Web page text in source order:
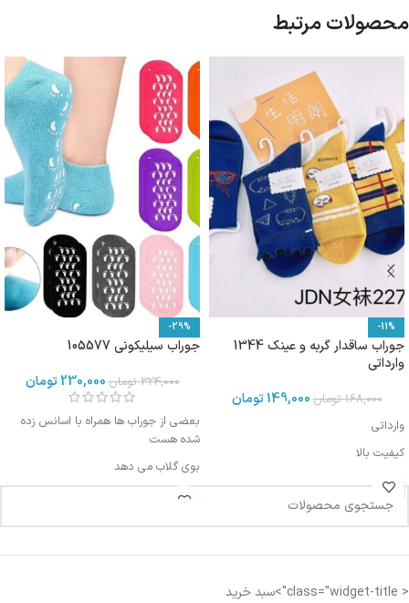
محصولات مرتبط
-11%
جوراب ساقدار گربه و عینک 1344
وارداتی
168,000 تومان149,000تومان
وارداتی
کیفیت بالا
-29%
جوراب سیلیکونی 105577
324,000 تومان230,000 تومان
بعضی از جوراب ها همراه با اسانس زده
شده هست
بوی گلاب می دهد
< class="widget-title">سبد خرید